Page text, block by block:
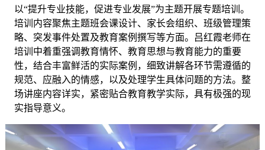
以“提升专业技能，促进专业发展”为主题开展专题培训。
培训内容聚焦主题班会课设计、家长会组织、班级管理策
略、突发事件处置及教育案例撰写等方面。吕红霞老师在
培训中着重强调教育情怀、教育思想与教育能力的重要
性，结合丰富鲜活的实际案例，细致讲解各环节需遵循的
规范、应融入的情感，以及处理学生具体问题的方法。整
场讲座内容详实，紧密贴合教育教学实际，具有极强的现
实指导意义。